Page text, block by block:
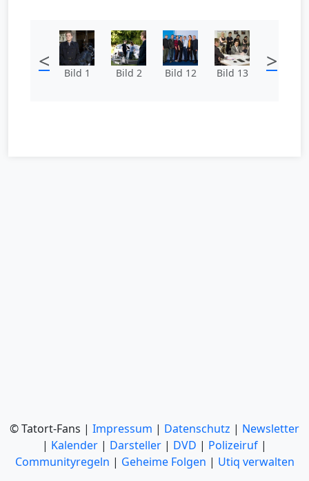
< Bild 1 Bild 2 Bild 12 Bild 13 >
© Tatort-Fans | Impressum | Datenschutz | Newsletter
| Kalender | Darsteller | DVD | Polizeiruf |
Communityregeln | Geheime Folgen | Utiq verwalten